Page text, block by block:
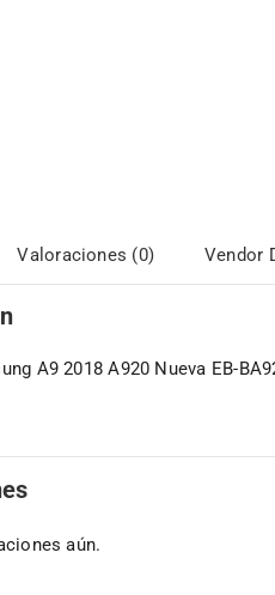
Valoraciones (0) Vendor
A9 2018 A920 Nueva EB-
aún.